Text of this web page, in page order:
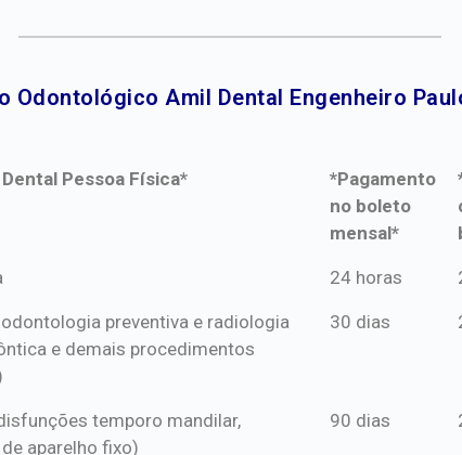
Odontológico Amil Dental Engenheiro
Pessoa Física*
*Pagamento
no boleto
mensal*
Pessoa Física*
*Pagamento
mensal*
24 horas
preventiva e radiologia
e demais procedimentos
30 dias
temporo mandilar,
aparelho fixo)
90 dias